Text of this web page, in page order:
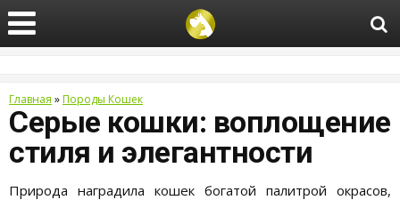
Главная »Породы Кошек
Серые кошки: воплощение
стиля и элегантности
Природа наградила кошек богатой палитрой окрасов,